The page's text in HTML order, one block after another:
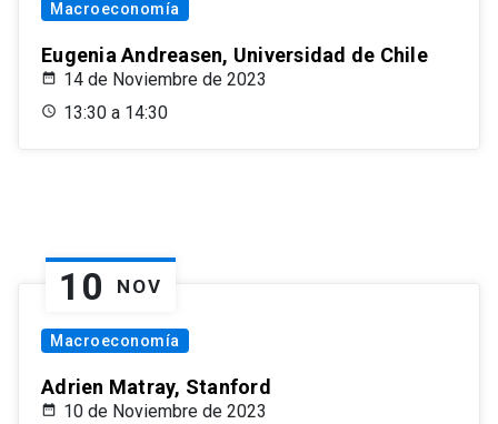
Macroeconomía
Eugenia Andreasen, Universidad de Chile
14 de Noviembre de 2023
13:30 a 14:30
10 NOV
Macroeconomía
Adrien Matray, Stanford
10 de Noviembre de 2023